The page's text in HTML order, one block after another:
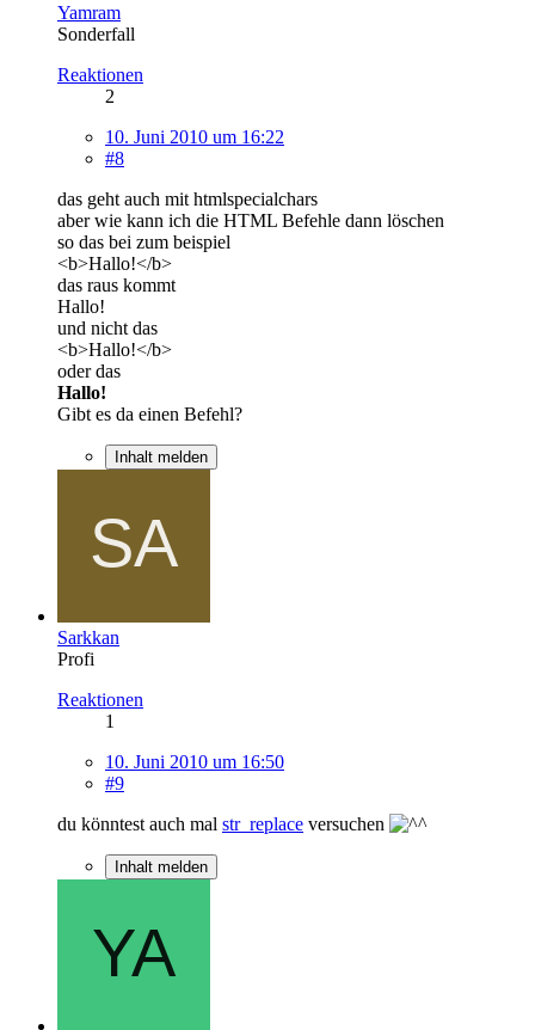
Yamram
Sonderfall
Reaktionen
2
10. Juni 2010 um 16:22
#8
das geht auch mit htmlspecialchars
aber wie kann ich die HTML Befehle dann löschen
so das bei zum beispiel
<b>Hallo!</b>
das raus kommt
Hallo!
und nicht das
<b>Hallo!</b>
oder das
Hallo!
Gibt es da einen Befehl?
Inhalt melden
Sarkkan
Profi
Reaktionen
1
10. Juni 2010 um 16:50
#9
du könntest auch mal str_replace versuchen
Inhalt melden